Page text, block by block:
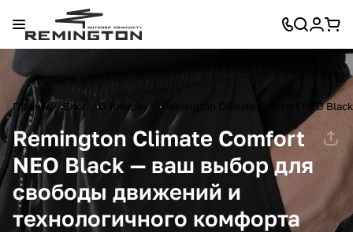
Главная Блог О товарах Remington Climate Comfort NEO
Remington Climate Comfort
NEO Black — ваш выбор для
свободы движений и
технологичного комфорта